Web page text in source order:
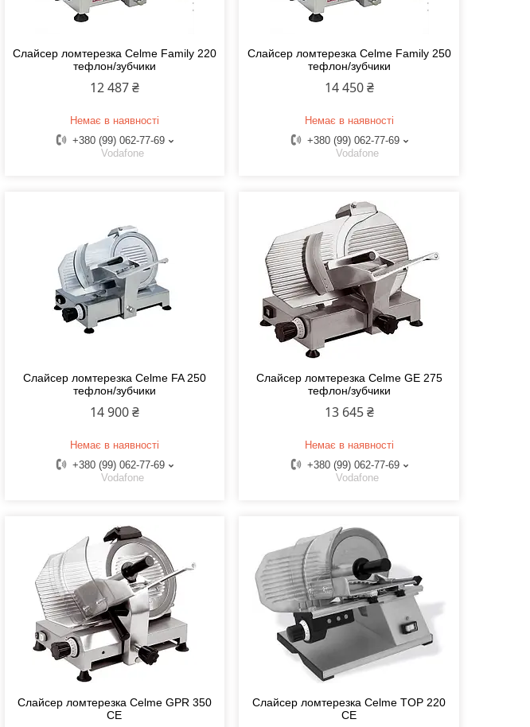
Слайсер ломтерезка Celme Family 220
тефлон/зубчики
12 487 ₴
Немає в наявності
+380 (99) 062-77-69
Vodafone
Слайсер ломтерезка Celme Family 250
тефлон/зубчики
14 450 ₴
Немає в наявності
+380 (99) 062-77-69
Vodafone
Слайсер ломтерезка Celme FA 250
тефлон/зубчики
14 900 ₴
Немає в наявності
+380 (99) 062-77-69
Vodafone
Слайсер ломтерезка Celme GE 275
тефлон/зубчики
13 645 ₴
Немає в наявності
+380 (99) 062-77-69
Vodafone
Слайсер ломтерезка Celme GPR 350
CE
Слайсер ломтерезка Celme TOP 220
CE